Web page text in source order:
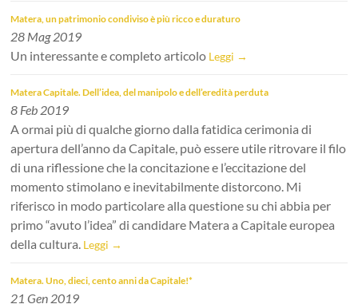
Matera, un patrimonio condiviso è più ricco e duraturo
28 Mag 2019
Un interessante e completo articolo Leggi →
Matera Capitale. Dell’idea, del manipolo e dell’eredità perduta
8 Feb 2019
A ormai più di qualche giorno dalla fatidica cerimonia di
apertura dell’anno da Capitale, può essere utile ritrovare il filo
di una riflessione che la concitazione e l’eccitazione del
momento stimolano e inevitabilmente distorcono. Mi
riferisco in modo particolare alla questione su chi abbia per
primo “avuto l’idea” di candidare Matera a Capitale europea
della cultura. Leggi →
Matera. Uno, dieci, cento anni da Capitale!*
21 Gen 2019